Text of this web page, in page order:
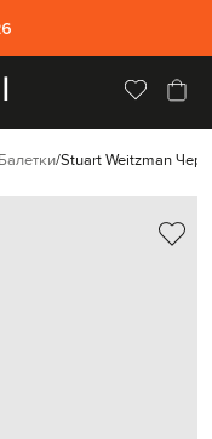
Балетки Stuart Weitzman